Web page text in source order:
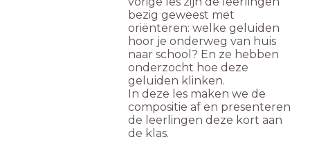
bezig geweest met
oriënteren: welke geluiden
hoor je onderweg van huis
naar school? En ze hebben
onderzocht hoe deze
geluiden klinken.
In deze les maken we de
compositie af en presenteren
de leerlingen deze kort aan
de klas.